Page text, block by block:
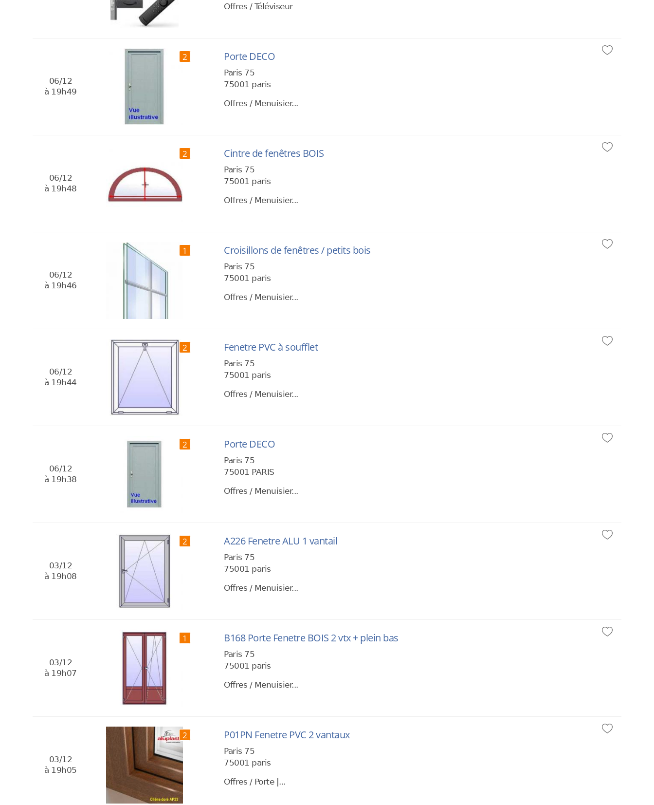
Offres / Téléviseur
06/12
à 19h49
2 Porte DECO
Paris 75
75001 paris
Offres / Menuisier...
06/12
à 19h48
2 Cintre de fenêtres BOIS
Paris 75
75001 paris
Offres / Menuisier...
06/12
à 19h46
1 Croisillons de fenêtres / petits bois
Paris 75
75001 paris
Offres / Menuisier...
06/12
à 19h44
2 Fenetre PVC à soufflet
Paris 75
75001 paris
Offres / Menuisier...
06/12
à 19h38
2 Porte DECO
Paris 75
75001 PARIS
Offres / Menuisier...
03/12
à 19h08
2 A226 Fenetre ALU 1 vantail
Paris 75
75001 paris
Offres / Menuisier...
03/12
à 19h07
1 B168 Porte Fenetre BOIS 2 vtx + plein bas
Paris 75
75001 paris
Offres / Menuisier...
03/12
à 19h05
2 P01PN Fenetre PVC 2 vantaux
Paris 75
75001 paris
Offres / Porte |...